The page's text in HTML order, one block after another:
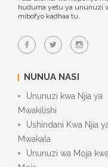
huduma yetu ya ununuzi
mibofyo kadhaa tu.
NUNUA NASI
Ununuzi kwa Njia ya
Mwakilishi
Ushindani Kwa Njia
Mwakala
Ununuzi wa Moja kwa